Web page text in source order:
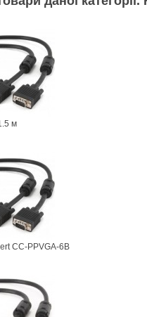
м
CC-PPVGA-6B